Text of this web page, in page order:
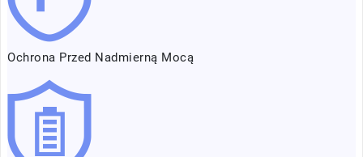
Ochrona Przed Nadmierną Mocą